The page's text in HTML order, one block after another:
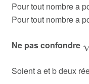
Pour tout nombre a
Pour tout nombre a
Ne pas confondre
Soient a et b deux